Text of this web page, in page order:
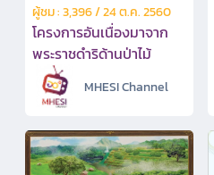
ผู้ชม : 3,396 / 24 ต.ค. 2560
โครงการอันเนื่องมาจาก
พระราชดำริด้านป่าไม้
MHESI Channel